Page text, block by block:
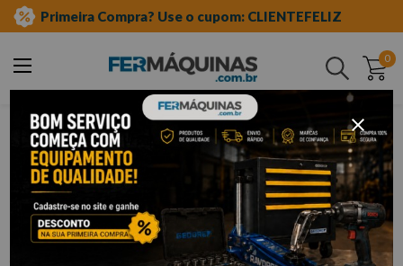
Primeira Compra? Use o cupom: CLIENTEFELIZ
0
Buscar
ferramentas manuais chave canhão avulsa